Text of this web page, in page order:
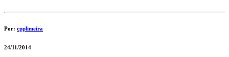
Por: cpplimeira
24/11/2014